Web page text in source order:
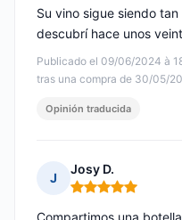
Publicado el 09/06/2024 à
tras una compra de 30/05/
Su vino sigue siendo
descubrí hace unos
Opinión traducida
J
Josy D.
Nota: 5 de 5